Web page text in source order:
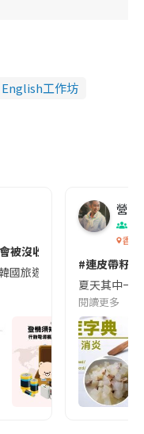
工作坊
被沒收😱出發前切記檢查
韓國旅遊的民眾，近期要
營養
香港
#連皮帶籽
夏天其中一
閱讀更多